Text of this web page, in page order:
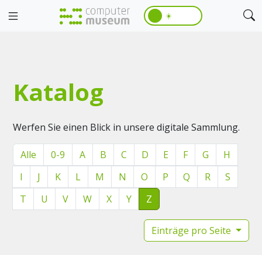
☀️
Katalog
Werfen Sie einen Blick in unsere digitale Sammlung.
Alle 0-9 A B C D E F G
H
I
J K L M N O P Q R
S
T
U V W X Y Z
Einträge pro Seite